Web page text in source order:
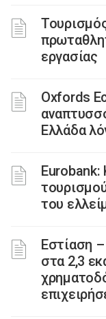
εργασίας
Oxfords
Ελλάδα
Eurobank:
του
Εστίαση
στα 2,3